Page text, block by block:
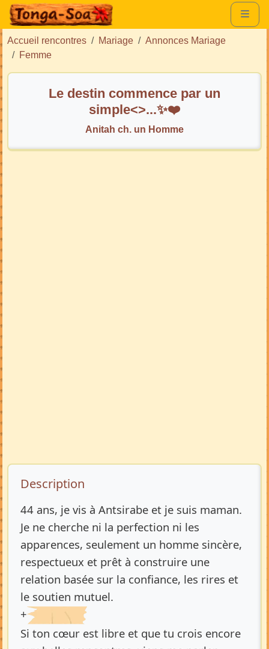
Accueil rencontres Mariage
Annonces Mariage
Femme
Le destin commence par un
simple<>...✨❤️
Anitah ch. un Homme
Description de l’annonce
Description
44 ans, je vis à Antsirabe et je suis maman.
Je ne cherche ni la perfection ni les
apparences, seulement un homme sincère,
respectueux et prêt à construire une
relation basée sur la confiance, les rires et
le soutien mutuel.
+
Si ton cœur est libre et que tu crois encore